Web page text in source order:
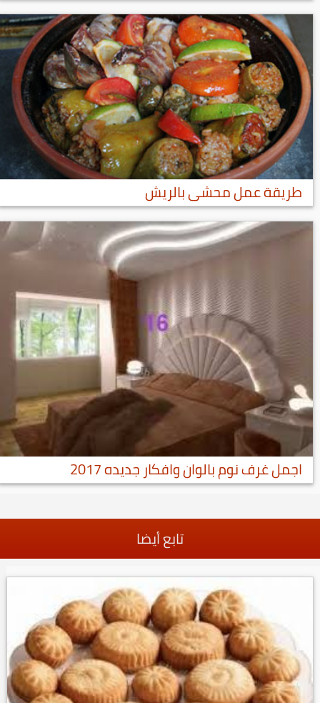
طريقة عمل محشى بالريش
اجمل غرف نوم بالوان وافكار جديده 2017
تابع أيضا